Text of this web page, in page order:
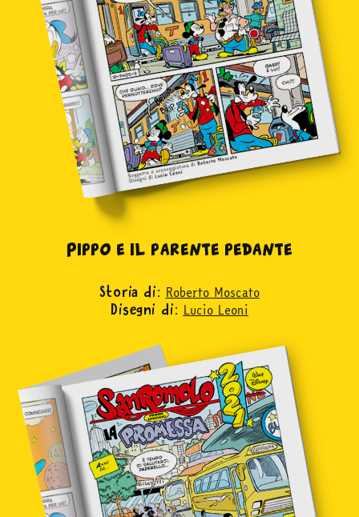
Pippo e il parente pedante
Storia di: Roberto Moscato
Disegni di: Lucio Leoni